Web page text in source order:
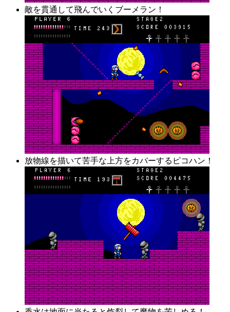
敵を貫通して飛んでいくブーメラン！
放物線を描いて苦手な上方をカバーするピコハン！